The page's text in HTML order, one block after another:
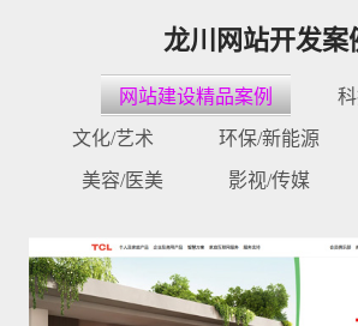
龙川网站开发案
网站建设精品案例
文化/艺术 环保/新能源
美容/医美 影视/传媒